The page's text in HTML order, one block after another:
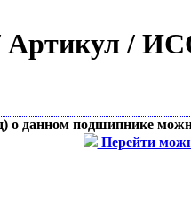
Артикул /
о данном подшипнике
Перейти